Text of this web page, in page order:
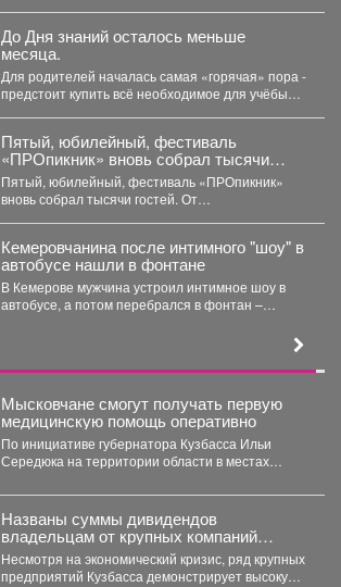
До Дня знаний осталось меньше
месяца.
Для родителей началась самая «горячая» пора -
предстоит купить всё необходимое для учёбы
Пятый, юбилейный, фестиваль
«ПРОпикник» вновь собрал тысячи
гостей.
Пятый, юбилейный, фестиваль «ПРОпикник»
вновь собрал тысячи гостей. От
Кемеровчанина после интимного "шоу" в
автобусе нашли в фонтане
В Кемерове мужчина устроил интимное шоу в
автобусе, а потом перебрался в фонтан –
Мысковчане смогут получать первую
медицинскую помощь оперативно
По инициативе губернатора Кузбасса Ильи
Середюка на территории области в местах
Названы суммы дивидендов
владельцам от крупных компаний
Кузбасса
Несмотря на экономический кризис, ряд крупных
предприятий Кузбасса демонстрирует высокую